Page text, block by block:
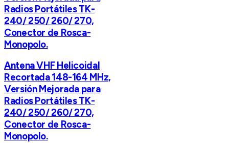
Radios Portátiles TK-
240/ 250/ 260/ 270,
Conector de Rosca-
Monopolo.
Antena VHF Helicoidal
Recortada 148-164 MHz,
Versión Mejorada para
Radios Portátiles TK-
240/ 250/ 260/ 270,
Conector de Rosca-
Monopolo.